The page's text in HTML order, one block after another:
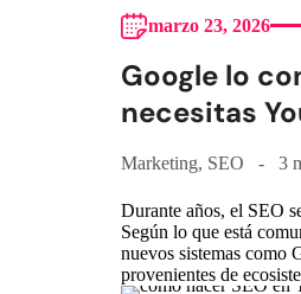
marzo 23, 2026
Google lo
necesitas
Marketing, SEO 3
Durante años, el SEO
Según lo que está
nuevos sistemas como
provenientes de